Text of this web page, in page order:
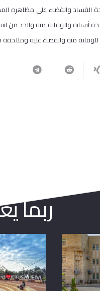
الفساد والقضاء على مظاهره
والوقاية منه والحد من
منه والقضاء عليه وملاحقة
ربما